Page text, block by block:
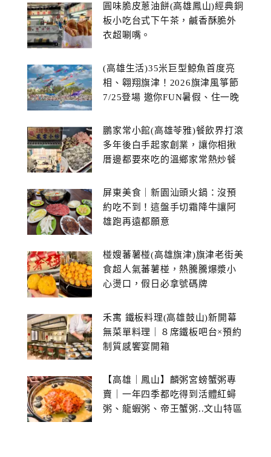
圓味脆皮蔥油餅(高雄鳳山)經典銅
板小吃台式下午茶，鹹香酥脆外
衣超唰嘴。
(高雄生活)35米巨型鯨魚首度亮
相、翱翔旗津！2026旗津風箏節
7/25登場 邀你FUN暑假、住一晚
鵬家常小館(高雄苓雅)餐飲界打滾
多年後白手起家創業，讓你相揪
厝邊都要來吃的溫鄉家常熱炒餐
屏東美食｜新園汕頭火鍋：沒預
約吃不到！這盤手切霜降牛讓阿
雄跑再遠都願意
椪嫂蕃薯椪(高雄旗津)旗津老街美
食超人氣蕃薯椪，熱騰騰爆漿小
心燙口，假日必拿號碼牌
禾寓 鐵板料理(高雄鼓山)新開幕
無菜單料理｜８席鐵板吧台×預約
制質感饗宴開箱
【高雄｜鳳山】麟粥宮螃蟹粥專
賣｜一年四季都吃得到活體紅蟳
粥、龍蝦粥、帝王蟹粥..文山特區